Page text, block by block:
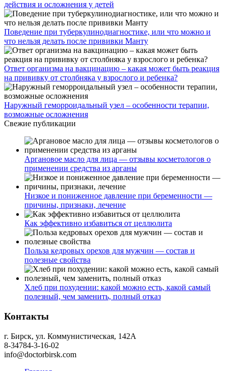
действия и осложнения у детей
Поведение при туберкулинодиагностике, или что можно и
что нельзя делать после прививки Манту
Ответ организма на вакцинацию – какая может быть реакция
на прививку от столбняка у взрослого и ребенка?
Наружный геморроидальный узел – особенности терапии,
возможные осложнения
Свежие публикации
Аргановое масло для лица — отзывы косметологов о
применении средства из арганы
Низкое и пониженное давление при беременности —
причины, признаки, лечение
Как эффективно избавиться от целлюлита
Польза кедровых орехов для мужчин — состав и
полезные свойства
Хлеб при похудении: какой можно есть, какой самый
полезный, чем заменить, полный отказ
Контакты
г. Бирск, ул. Коммунистическая, 142А
8-34784-3-16-02
info@doctorbirsk.com